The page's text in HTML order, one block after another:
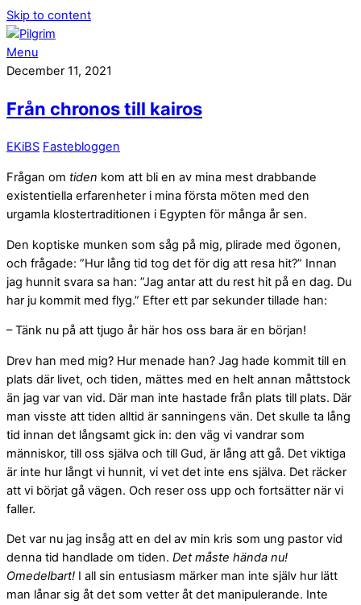
Skip to content
Menu
December 11, 2021
Från chronos till kairos
EKiBS Fastebloggen
Frågan om tiden kom att bli en av mina mest drabbande
existentiella erfarenheter i mina första möten med den
urgamla klostertraditionen i Egypten för många år sen.
Den koptiske munken som såg på mig, plirade med ögonen,
och frågade: ”Hur lång tid tog det för dig att resa hit?” Innan
jag hunnit svara sa han: ”Jag antar att du rest hit på en dag. Du
har ju kommit med flyg.” Efter ett par sekunder tillade han:
– Tänk nu på att tjugo år här hos oss bara är en början!
Drev han med mig? Hur menade han? Jag hade kommit till en
plats där livet, och tiden, mättes med en helt annan måttstock
än jag var van vid. Där man inte hastade från plats till plats. Där
man visste att tiden alltid är sanningens vän. Det skulle ta lång
tid innan det långsamt gick in: den väg vi vandrar som
människor, till oss själva och till Gud, är lång att gå. Det viktiga
är inte hur långt vi hunnit, vi vet det inte ens själva. Det räcker
att vi börjat gå vägen. Och reser oss upp och fortsätter när vi
faller.
Det var nu jag insåg att en del av min kris som ung pastor vid
denna tid handlade om tiden. Det måste hända nu!
Omedelbart! I all sin entusiasm märker man inte själv hur lätt
man lånar sig åt det som vetter åt det manipulerande. Inte